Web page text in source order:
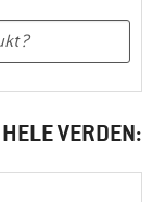
VERDEN: